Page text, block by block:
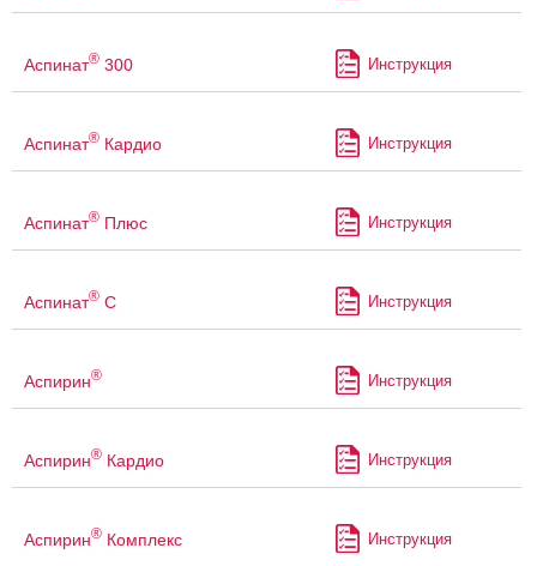
Аспинат® 300 Инструкция
Аспинат® Кардио Инструкция
Аспинат® Плюс Инструкция
Аспинат® С Инструкция
Аспирин® Инструкция
Аспирин® Кардио Инструкция
Аспирин® Комплекс Инструкция